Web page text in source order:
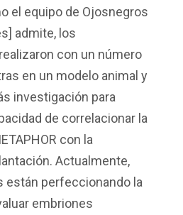
el equipo de Ojosnegros
admite, los
con un número
en un modelo animal y
investigación para
de correlacionar la
con la
Actualmente,
están perfeccionando la
embriones